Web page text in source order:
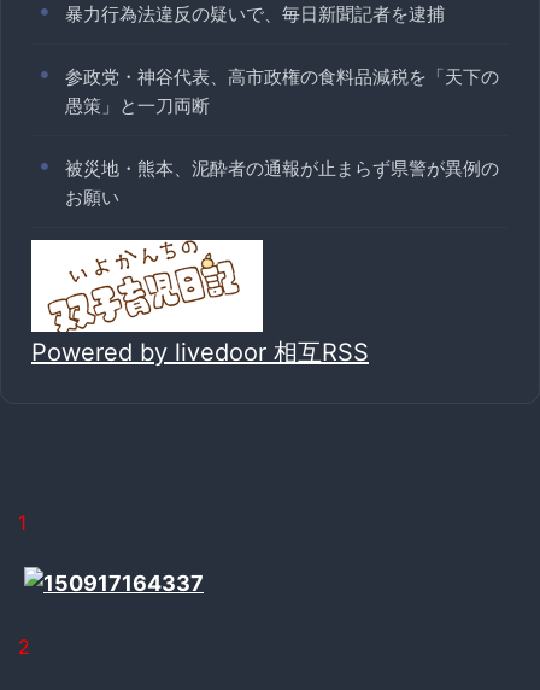
暴力行為法違反の疑いで、毎日新聞記者を逮捕
参政党・神谷代表、高市政権の食料品減税を「天下の
愚策」と一刀両断
被災地・熊本、泥酔者の通報が止まらず県警が異例の
お願い
Powered by livedoor 相互RSS
1
2